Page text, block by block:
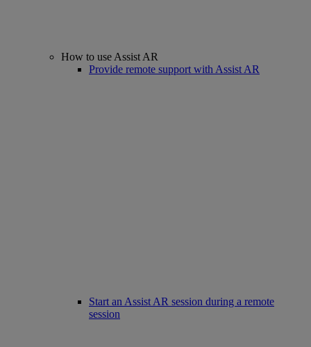
How to use Assist AR
Provide remote support with Assist AR
Start an Assist AR session during a remote
session